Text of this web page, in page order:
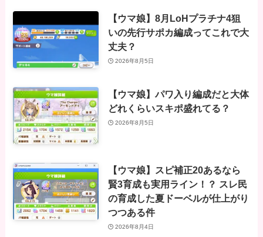
【ウマ娘】8月LoHプラチナ4狙
いの先行サポカ編成ってこれで大
丈夫？
2026年8月5日
【ウマ娘】パワ入り編成だと大体
どれくらいスキポ盛れてる？
2026年8月5日
【ウマ娘】スピ補正20あるなら
賢3育成も実用ライン！？ スレ民
の育成した夏ドーベルが仕上がり
つつある件
2026年8月4日